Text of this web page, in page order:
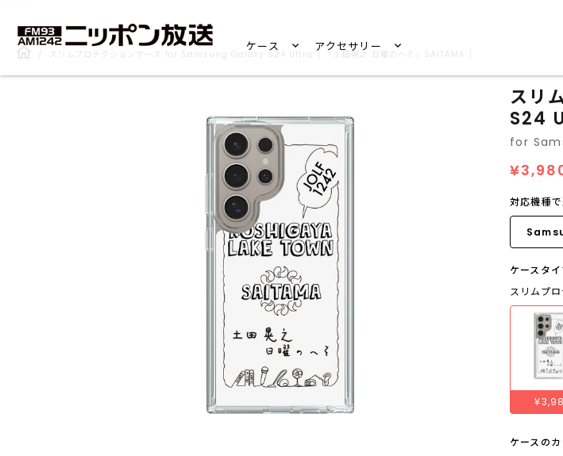
ケース アクセサリー
スリムプロテクションケース for Samsung Galaxy S24 Ultra［ 「土田晃之 日曜のへそ」SAITAMA ］
スリ
S24
for
対応機種
ケースタ
スリムプ
ケースの